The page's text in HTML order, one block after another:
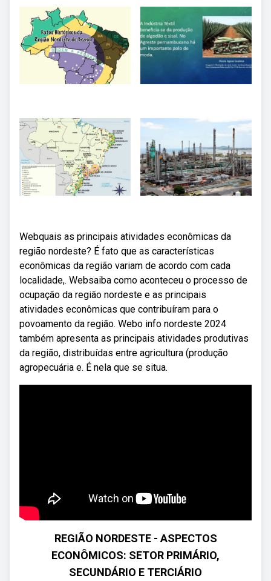
Webquais as principais atividades econômicas da
região nordeste? É fato que as características
econômicas da região variam de acordo com cada
localidade,. Websaiba como aconteceu o processo de
ocupação da região nordeste e as principais
atividades econômicas que contribuíram para o
povoamento da região. Webo info nordeste 2024
também apresenta as principais atividades produtivas
da região, distribuídas entre agricultura (produção
agropecuária e. É nela que se situa.
REGIÃO NORDESTE - ASPECTOS
ECONÔMICOS: SETOR PRIMÁRIO,
SECUNDÁRIO E TERCIÁRIO